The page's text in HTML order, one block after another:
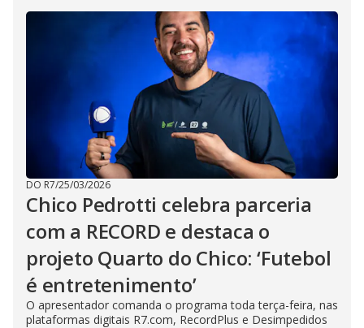
DO R7/25/03/2026
Chico Pedrotti celebra parceria
com a RECORD e destaca o
projeto Quarto do Chico: ‘Futebol
é entretenimento’
O apresentador comanda o programa toda terça-feira, nas
plataformas digitais R7.com, RecordPlus e Desimpedidos